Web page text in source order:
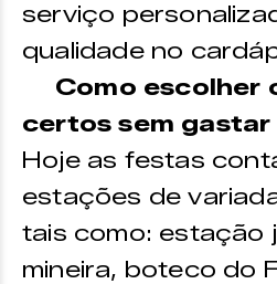
serviço
qualidade no
Como escolher
certos sem gastar
Hoje as festas
estações de
tais como: estação
mineira, boteco do